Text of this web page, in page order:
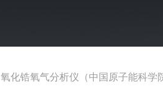
氧化锆氧气分析仪（中国原子能科学